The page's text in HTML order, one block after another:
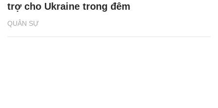
QUÂN SỰ
trợ cho Ukraine trong đêm